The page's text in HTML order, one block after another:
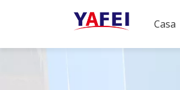
Casa